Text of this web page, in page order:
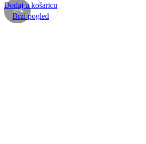
-27%
Dodaj u košaricu
Brzi pogled